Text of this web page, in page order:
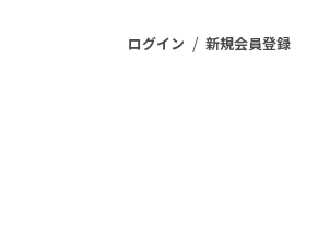
ログイン / 新規会員登録